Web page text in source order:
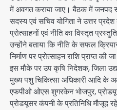
में अवगत कराया जाए। बैठक में जनपद
सदस्य एवं सचिव योगिता ने उत्तर प्रदेश
प्रोत्साहनों एवं नीति का विस्तृत
उन्होंने बताया कि नीति के सफल
निर्माण पर प्रोत्साहन राशि प्राप्त की
इस मौके पर उप कृषि निदेशक, जिला
मुख्य पशु चिकित्सा अधिकारी आदि के
एफपीओ ओएस शुगरकेन भोजपुर,
प्रोडयूसर कंपनी के प्रतिनिधि मौजूद